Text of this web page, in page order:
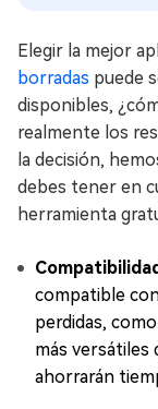
Elegir la mejor
borradas puede
disponibles,
realmente los
la decisión,
debes tener en
herramienta
compatible
perdidas,
más
ahorrarán